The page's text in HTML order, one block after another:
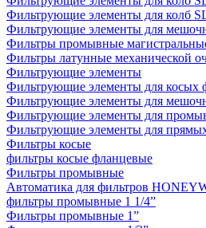
Фильтрующие элементы для колб
Фильтрующие элементы для
Фильтры промывные
Фильтры латунные механической
Фильтрующие элементы
Фильтрующие элементы для косых
Фильтрующие элементы для
Фильтрующие элементы для
Фильтрующие элементы для
Фильтры косые
фильтры косые фланцевые
Фильтры промывные
Автоматика для фильтров
фильтры промывные 1 1/4”
Фильтры промывные 1”